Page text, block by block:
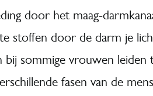
door het maag-
stoffen door de darm je
bij sommige vrouwen leiden
fasen van de